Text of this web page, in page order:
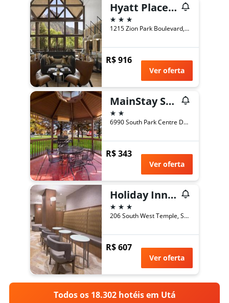
Hyatt Place Springdale/Zion National Park
3 estrelas
1215 Zion Park Boulevard, Springdale, UT, Estados Unidos
R$ 916
Ver oferta
MainStay Suites Salt Lake City Fort Union
2 estrelas
6990 South Park Centre Drive, Salt Lake City, UT, Estados Unidos
R$ 343
Ver oferta
Holiday Inn Express Salt Lake City Downtown By IHG
3 estrelas
206 South West Temple, Salt Lake City, UT, Estados Unidos
R$ 607
Ver oferta
Todos os 18.302 hotéis em Utá